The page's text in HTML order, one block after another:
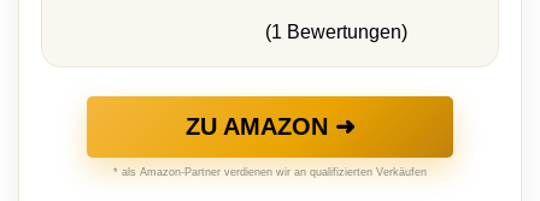
(1 Bewertungen)
ZU AMAZON ➜
* als Amazon-Partner verdienen wir an qualifizierten Verkäufen